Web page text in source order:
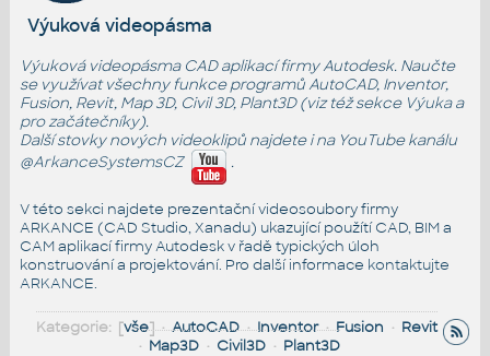
Výuková videopásma
Výuková videopásma CAD aplikací firmy Autodesk. Naučte
se využívat všechny funkce programů AutoCAD, Inventor,
Fusion, Revit, Map 3D, Civil 3D, Plant3D (viz též sekce Výukaa
pro začátečníky).
Další stovky nových videoklipů najdete i na YouTube kanálu
@ArkanceSystemsCZ
.
V této sekci najdete prezentační videosoubory firmy
ARKANCE (CAD Studio, Xanadu) ukazující použítí CAD, BIM a
CAM aplikací firmy Autodesk v řadě typických úloh
konstruování a projektování. Pro další informace kontaktujte
ARKANCE.
Kategorie: [vše] •AutoCAD•Inventor•Fusion • Revit
• Map3D• Civil3D• Plant3D